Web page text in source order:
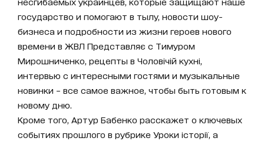
государство и помогают в тылу, новости шоу-
бизнеса и подробности из жизни героев нового
времени в ЖВЛ Представляє с Тимуром
Мирошниченко, рецепты в Чоловічій кухні,
интервью с интересными гостями и музыкальные
новинки – все самое важное, чтобы быть готовым к
новому дню.
Кроме того, Артур Бабенко расскажет о ключевых
событиях прошлого в рубрике Уроки історії, а